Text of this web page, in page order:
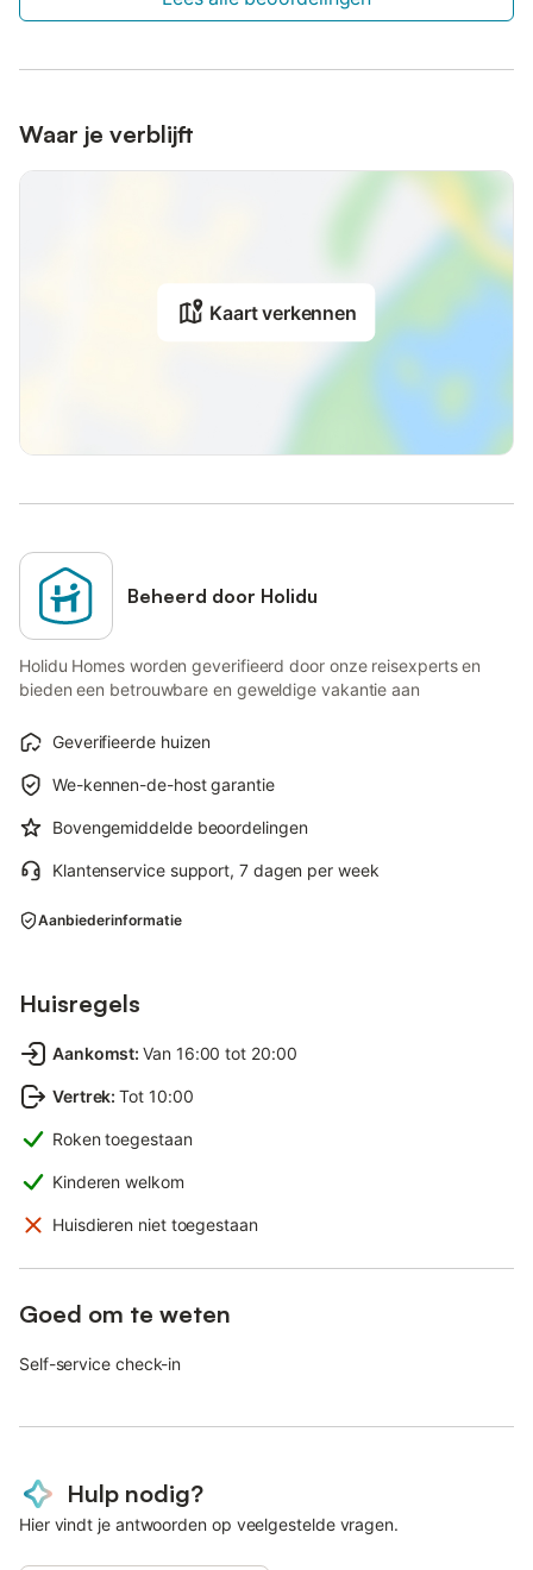
Waar je verblijft
Kaart verkennen
Beheerd door Holidu
Holidu Homes worden geverifieerd door onze reisexperts en
bieden een betrouwbare en geweldige vakantie aan
Geverifieerde huizen
We-kennen-de-host garantie
Bovengemiddelde beoordelingen
Klantenservice support, 7 dagen per week
Aanbiederinformatie
Huisregels
Aankomst: Van 16:00 tot 20:00
Vertrek: Tot 10:00
Roken toegestaan
Kinderen welkom
Huisdieren niet toegestaan
Goed om te weten
Self-service check-in
Hulp nodig?
Hier vindt je antwoorden op veelgestelde vragen.